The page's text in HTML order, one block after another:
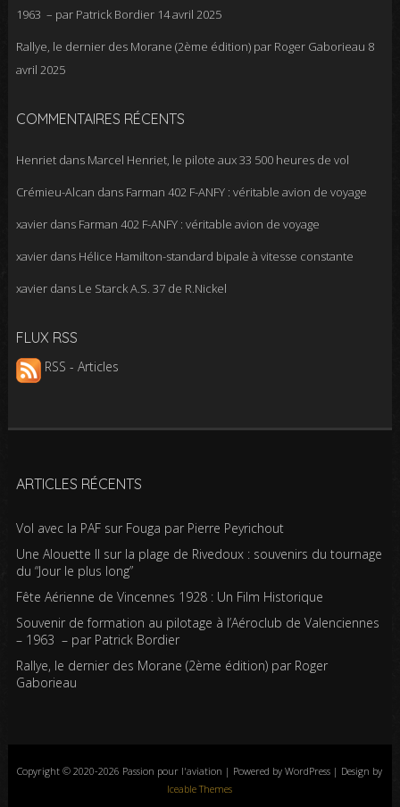
1963 – par Patrick Bordier 14 avril 2025
Rallye, le dernier des Morane (2ème édition) par Roger Gaborieau 8
avril 2025
COMMENTAIRES RÉCENTS
Henrietdans Marcel Henriet, le pilote aux 33 500 heures de vol
Crémieu-Alcan dans Farman 402 F-ANFY : véritable avion de voyage
xavierdans Farman 402 F-ANFY : véritable avion de voyage
xavierdans Hélice Hamilton-standard bipale à vitesse constante
xavierdans Le Starck A.S. 37 de R.Nickel
FLUX RSS
RSS - Articles
ARTICLES RÉCENTS
Vol avec la PAF sur Fouga par Pierre Peyrichout
Une Alouette II sur la plage de Rivedoux : souvenirs du tournage
du “Jour le plus long”
Fête Aérienne de Vincennes 1928 : Un Film Historique
Souvenir de formation au pilotage à l’Aéroclub de Valenciennes
– 1963 – par Patrick Bordier
Rallye, le dernier des Morane (2ème édition) par Roger
Gaborieau
Copyright © 2020-2026 Passion pour l'aviation | Powered by WordPress | Design by
Iceable Themes